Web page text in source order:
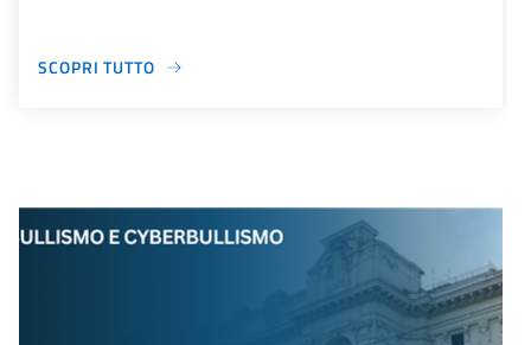
SCOPRI TUTTO